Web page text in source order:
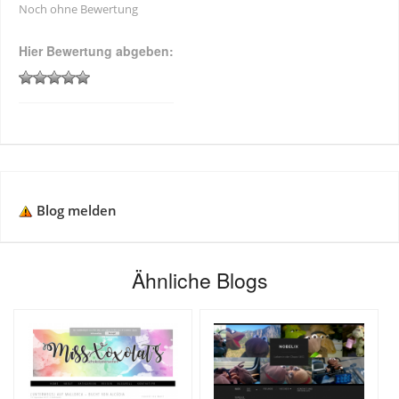
Noch ohne Bewertung
Hier Bewertung abgeben:
Blog melden
Ähnliche Blogs